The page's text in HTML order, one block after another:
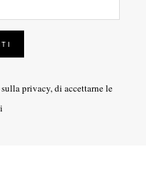
privacy, di accettarne le